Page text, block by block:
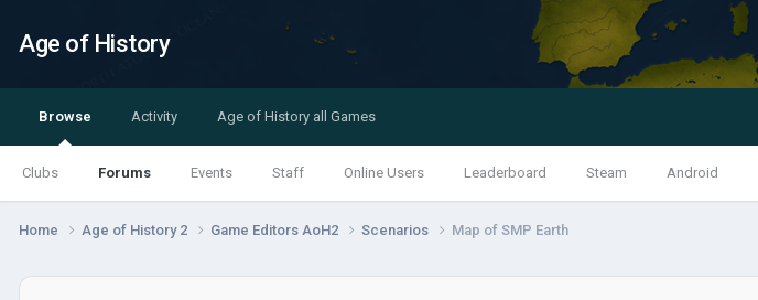
Age of History
Browse
Clubs Forums Events Staff Online Users Leaderboard Steam Android
Activity Age of History all Games
Home Age of History 2 Game Editors AoH2 Scenarios Map of SMP Earth